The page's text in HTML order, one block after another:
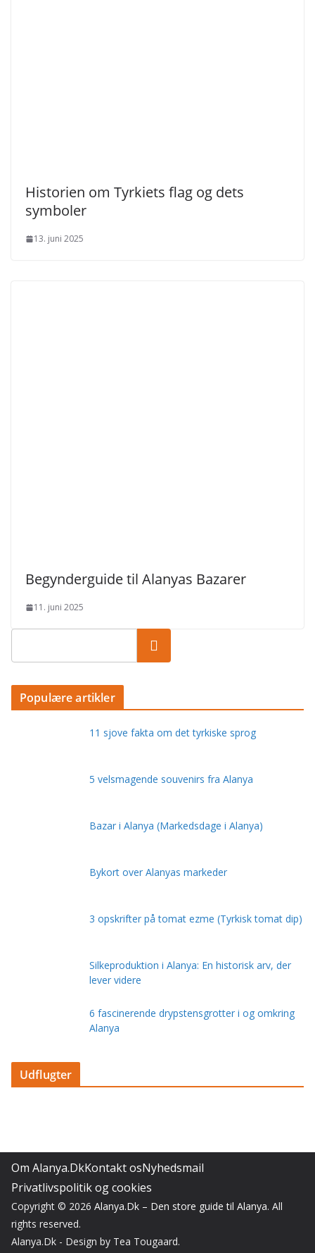
Historien om Tyrkiets flag og dets
symboler
13. juni 2025
Begynderguide til Alanyas Bazarer
11. juni 2025
Populære artikler
11 sjove fakta om det tyrkiske sprog
5 velsmagende souvenirs fra Alanya
Bazar i Alanya (Markedsdage i Alanya)
Bykort over Alanyas markeder
3 opskrifter på tomat ezme (Tyrkisk tomat dip)
Silkeproduktion i Alanya: En historisk arv, der
lever videre
6 fascinerende drypstensgrotter i og omkring
Alanya
Udflugter
Om Alanya.DkKontakt osNyhedsmail
Privatlivspolitik og cookies
Copyright © 2026 Alanya.Dk – Den store guide til Alanya. All
rights reserved.
Alanya.Dk - Design by Tea Tougaard.